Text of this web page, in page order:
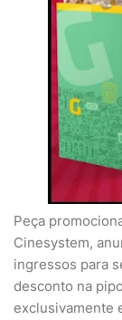
Peça
Cinesystem,
ingressos para
desconto na
exclusivamente